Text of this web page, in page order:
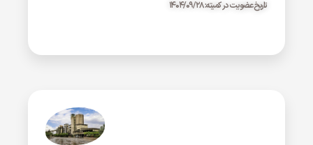
تاریخ عضویت در کمیته: ۱۴۰۴/۰۹/۲۸